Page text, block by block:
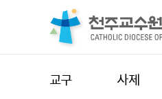
교구 사제